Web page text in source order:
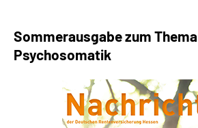
Sommerausgabe zum Thema
Psychosomatik